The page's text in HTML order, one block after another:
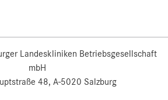
Landeskliniken Betriebsgesellschaft
mbH
48, A-5020 Salzburg